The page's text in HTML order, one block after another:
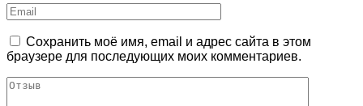
Сохранить моё имя, email и адрес сайта в этом
браузере для последующих моих комментариев.